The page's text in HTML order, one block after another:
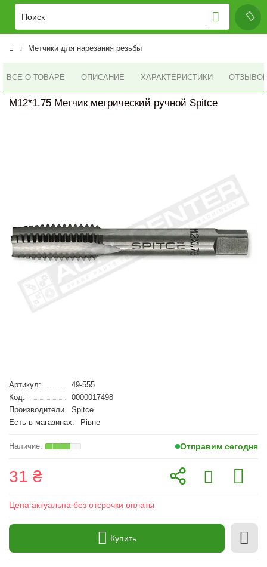
Метчики для нарезания резьбы
ВСЕ О ТОВАРЕ ОПИСАНИЕ ХАРАКТЕРИСТИКИ ОТЗЫВОВ
M12*1.75 Метчик метрический ручной Spitce
Артикул:
49-555
Код:
0000017498
Производители
Spitce
Есть в магазинах:
Рівне
Отправим сегодня
31 ₴
Цена актуальна без отсрочки оплаты
Купить